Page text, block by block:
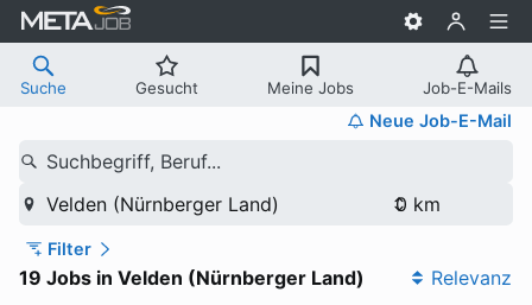
Suche Gesucht Meine Jobs Job-E-Mails
Neue Job-E-Mail
Suchbegriff, Beruf...
Velden (Nürnberger Land)
Filter
19 Jobs in Velden (Nürnberger Land) Relevanz